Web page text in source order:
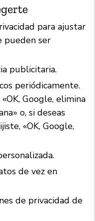
para ajustar
pueden ser
publicitaria.
periódicamente.
Google, elimina
o, si deseas
«OK, Google,
de vez en
de privacidad de